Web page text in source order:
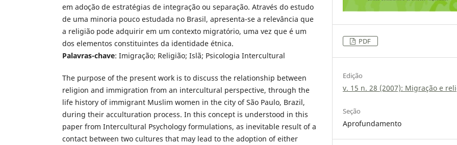
em adoção de estratégias de integração ou separação. Através do estudo
de uma minoria pouco estudada no Brasil, apresenta-se a relevância que
a religião pode adquirir em um contexto migratório, uma vez que é um
dos elementos constituintes da identidade étnica.
Palavras-chave: Imigração; Religião; Islã; Psicologia Intercultural
The purpose of the present work is to discuss the relationship between
religion and immigration from an intercultural perspective, through the
life history of immigrant Muslim women in the city of São Paulo, Brazil,
during their acculturation process. In this concept is understood in this
paper from Intercultural Psychology formulations, as inevitable result of a
contact between two cultures that may lead to the adoption of either
PDF
Edição
v. 15 n. 28 (2007): Migração e
Seção
Aprofundamento